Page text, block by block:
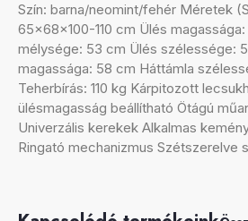
Szín: barna/neomint/fehér Méretek
65x68x100-110 cm Ülés
mélysége: 53 cm Ülés szélessége:
magassága: 58 cm Háttámla
Teherbírás: 110 kg Kárpitozott
ülésmagasság beállítható Ötágú
Univerzális kerekek Alkalmas
Ringató mechanizmus Szétszerelve